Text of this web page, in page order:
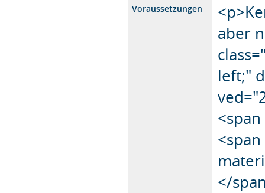
Voraussetzungen
aber
left;"
</